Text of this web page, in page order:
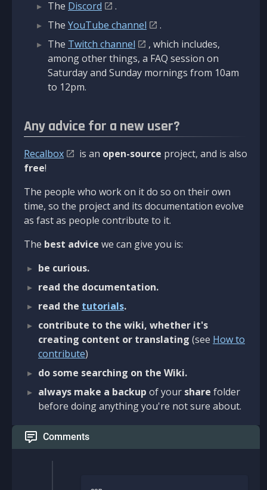
The Discord
.
The YouTube channel
.
The Twitch channel
, which includes,
among other things, a FAQ session on
Saturday and Sunday mornings from 10am
to 12pm.
Any advice for a new user?
Recalbox is an open-source project, and is also
free!
The people who work on it do so on their own
time, so the project and its documentation evolve
as fast as people contribute to it.
The best advice we can give you is:
be curious.
read the documentation.
read the tutorials.
contribute to the wiki, whether it's
creating content or translating (see How to
contribute)
do some searching on the Wiki.
always make a backup of your share folder
before doing anything you're not sure about.
Comments